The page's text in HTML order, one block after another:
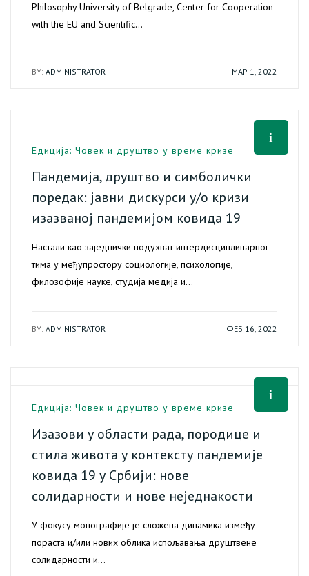
Philosophy University of Belgrade, Center for Cooperation
with the EU and Scientific…
BY: ADMINISTRATOR МАР 1, 2022
Едиција: Човек и друштво у време кризе
Пандемија, друштво и симболички
поредак: јавни дискурси у/о кризи
изазваној пандемијом ковида 19
Настали као заједнички подухват интердисциплинарног
тима у међупростору социологије, психологије,
филозофије науке, студија медија и…
BY: ADMINISTRATOR ФЕБ 16, 2022
Едиција: Човек и друштво у време кризе
Изазови у области рада, породице и
стила живота у контексту пандемије
ковида 19 у Србији: нове
солидарности и нове неједнакости
У фокусу монографије је сложена динамика између
пораста и/или нових облика испољавања друштвене
солидарности и…